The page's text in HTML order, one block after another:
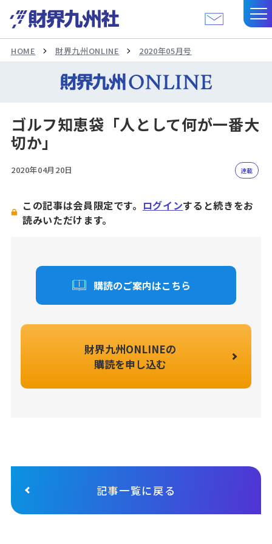
HOME 財界九州ONLINE 2020年05月号
ゴルフ知恵袋「人として何が一番大
切か」
2020年04月20日 連載
この記事は会員限定です。 ログインすると続きをお
読みいただけます。
購読のご案内はこちら
財界九州ONLINEの
購読を申し込む
記事一覧に戻る